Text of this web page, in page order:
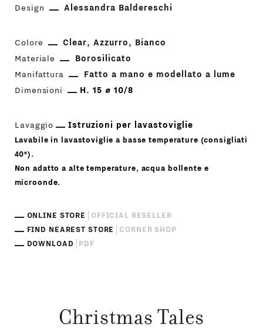
Design
Alessandra Baldereschi
Colore Clear Azzurro
Bianco
Materiale
Borosilicato
Manifattura
Fatto a mano e modellato a lume
Dimensioni
H. 15 ⌀ 10/8
Lavaggio Istruzioni per lavastoviglie
Lavabile in lavastoviglie a basse temperature (consigliati
40°).
Non adatto a alte temperature, acqua bollente e
microonde.
ONLINE STORE
OFFICIAL RESELLER
FIND NEAREST STORE
CORNER SHOP
DOWNLOAD
PDF
Christmas Tales